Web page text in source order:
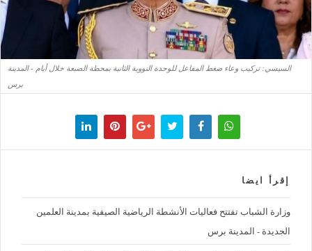
السيسي: تركيب وعاء ضغط المفاعل للوحدة النووية الثانية بمحطة الضبعة خلال أيام - المدينة
برس
إقرأ ايضا
وزارة الشباب تفتتح فعاليات الأنشطة الرياضية الصيفية بمدينة العلمين
الجديدة - المدينة برس